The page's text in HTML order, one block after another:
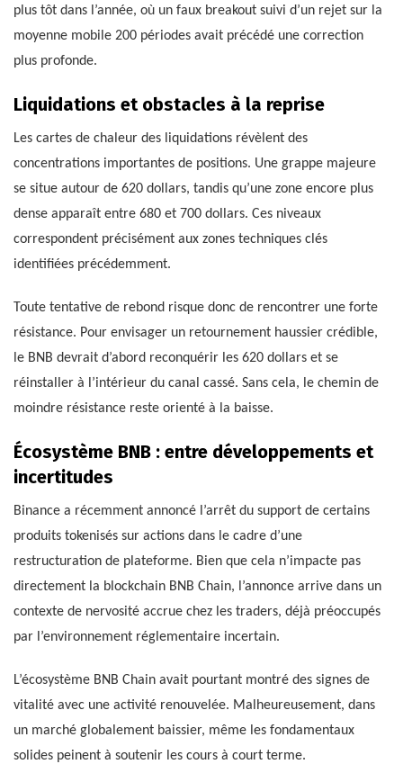
plus tôt dans l’année, où un faux breakout suivi d’un rejet sur la
moyenne mobile 200 périodes avait précédé une correction
plus profonde.
Liquidations et obstacles à la reprise
Les cartes de chaleur des liquidations révèlent des
concentrations importantes de positions. Une grappe majeure
se situe autour de 620 dollars, tandis qu’une zone encore plus
dense apparaît entre 680 et 700 dollars. Ces niveaux
correspondent précisément aux zones techniques clés
identifiées précédemment.
Toute tentative de rebond risque donc de rencontrer une forte
résistance. Pour envisager un retournement haussier crédible,
le BNB devrait d’abord reconquérir les 620 dollars et se
réinstaller à l’intérieur du canal cassé. Sans cela, le chemin de
moindre résistance reste orienté à la baisse.
Écosystème BNB : entre développements et
incertitudes
Binance a récemment annoncé l’arrêt du support de certains
produits tokenisés sur actions dans le cadre d’une
restructuration de plateforme. Bien que cela n’impacte pas
directement la blockchain BNB Chain, l’annonce arrive dans un
contexte de nervosité accrue chez les traders, déjà préoccupés
par l’environnement réglementaire incertain.
L’écosystème BNB Chain avait pourtant montré des signes de
vitalité avec une activité renouvelée. Malheureusement, dans
un marché globalement baissier, même les fondamentaux
solides peinent à soutenir les cours à court terme.